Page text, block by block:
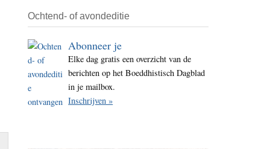
Ochtend- of avondeditie
Abonneer je
Elke dag gratis een overzicht van de
berichten op het Boeddhistisch Dagblad
in je mailbox.
Inschrijven »